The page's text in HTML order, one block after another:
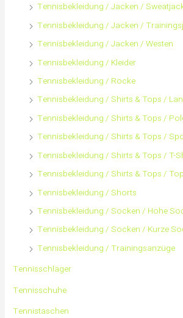
Tennisbekleidung / Jacken /
Tennisbekleidung / Jacken /
Tennisbekleidung / Jacken / Westen
Tennisbekleidung / Kleider
Tennisbekleidung / Röcke
Tennisbekleidung / Shirts & Tops /
Tennisbekleidung / Shirts & Tops /
Tennisbekleidung / Shirts & Tops /
Tennisbekleidung / Shirts & Tops / T-
Tennisbekleidung / Shirts & Tops /
Tennisbekleidung / Shorts
Tennisbekleidung / Socken / Hohe
Tennisbekleidung / Socken / Kurze
Tennisbekleidung / Trainingsanzüge
Tennisschläger
Tennisschuhe
Tennistaschen